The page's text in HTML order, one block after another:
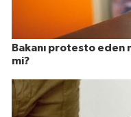
Bakanı protesto eden
mi?